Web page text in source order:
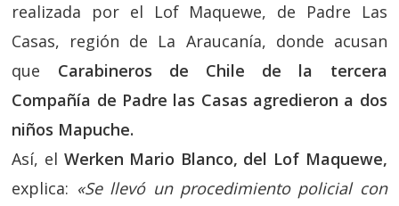
realizada por el Lof Maquewe, de Padre Las
Casas, región de La Araucanía, donde acusan
que Carabineros de Chile de la tercera
Compañía de Padre las Casas agredieron a dos
niños Mapuche.
Así, el Werken Mario Blanco, del Lof Maquewe,
explica: «Se llevó un procedimiento policial con